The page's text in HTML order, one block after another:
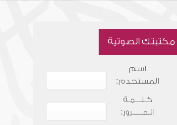
مكتبتك الصوتية
اسم
المستخدم:
كـلـــمـة
الـمـــــرور: